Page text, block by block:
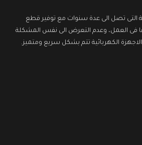
التى تصل الى عدة سنوات مع توفير قطع
فى العمل، وعدم التعرض الى نفس المشكلة
الكهربائية تتم بشكل سريع ومتميز.